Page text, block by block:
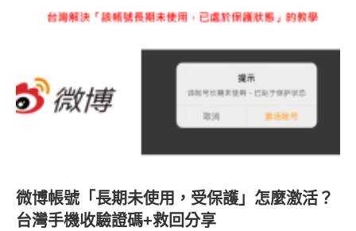
微博帳號「長期未使用，受保護」怎麼激活？
台灣手機收驗證碼+救回分享